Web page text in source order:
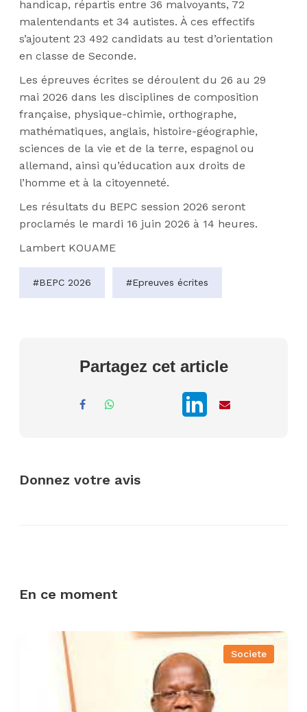
handicap, répartis entre 36 malvoyants, 72
malentendants et 34 autistes. À ces effectifs
s’ajoutent 23 492 candidats au test d’orientation
en classe de Seconde.
Les épreuves écrites se déroulent du 26 au 29
mai 2026 dans les disciplines de composition
française, physique-chimie, orthographe,
mathématiques, anglais, histoire-géographie,
sciences de la vie et de la terre, espagnol ou
allemand, ainsi qu’éducation aux droits de
l’homme et à la citoyenneté.
Les résultats du BEPC session 2026 seront
proclamés le mardi 16 juin 2026 à 14 heures.
Lambert KOUAME
#BEPC 2026 #Epreuves écrites
Partagez cet article
Donnez votre avis
En ce moment
Societe